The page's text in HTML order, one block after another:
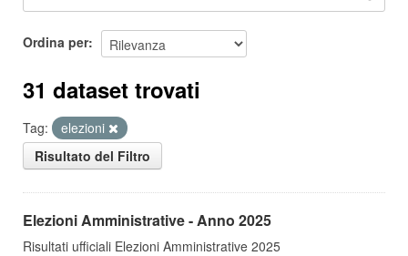
Ordina per
31 dataset trovati
Tag:
elezioni
Risultato del Filtro
Elezioni Amministrative - Anno 2025
Risultati ufficiali Elezioni Amministrative 2025